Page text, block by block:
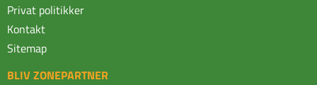
Privat politikker
Kontakt
Sitemap
BLIV ZONEPARTNER